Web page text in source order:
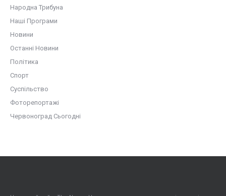
Народна Трибуна
Наші Програми
Новини
Останні Новини
Політика
Спорт
Суспільство
Фоторепортажі
Червоноград Сьогодні